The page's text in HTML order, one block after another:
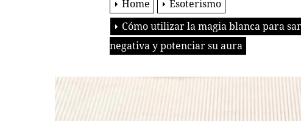
Home
Esoterismo
Cómo utilizar la magia blanca para
negativa y potenciar su aura